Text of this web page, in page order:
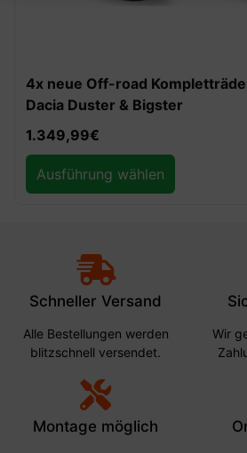
REDUST Off-Road
129,99€ 90,99
Ausführung wählen
Schneller Versand
Alle Bestellungen werden
blitzschnell versendet.
Wir
Montage möglich